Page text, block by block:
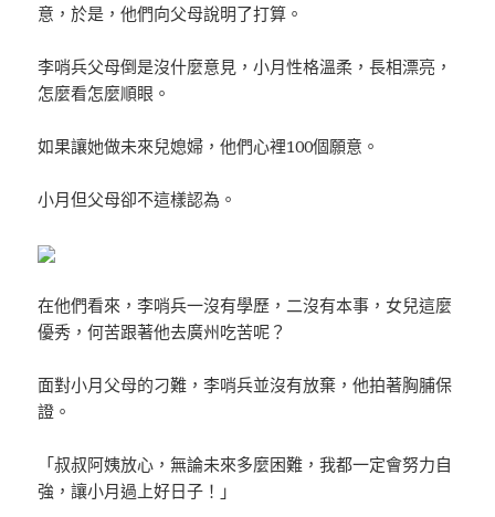
意，於是，他們向父母說明了打算。
李哨兵父母倒是沒什麼意見，小月性格溫柔，長相漂亮，
怎麼看怎麼順眼。
如果讓她做未來兒媳婦，他們心裡100個願意。
小月但父母卻不這樣認為。
在他們看來，李哨兵一沒有學歷，二沒有本事，女兒這麼
優秀，何苦跟著他去廣州吃苦呢？
面對小月父母的刁難，李哨兵並沒有放棄，他拍著胸脯保
證。
「叔叔阿姨放心，無論未來多麼困難，我都一定會努力自
強，讓小月過上好日子！」